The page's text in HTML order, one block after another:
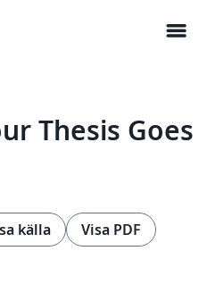
menu
Thesis Goes
källa Visa PDF